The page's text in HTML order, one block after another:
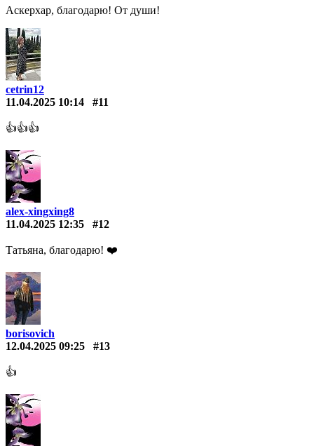
Аскерхар, благодарю! От души!
cetrin12
11.04.2025 10:14
#11
👍👍👍
alex-xingxing8
11.04.2025 12:35
#12
Татьяна, благодарю! ❤️️
borisovich
12.04.2025 09:25
#13
👍